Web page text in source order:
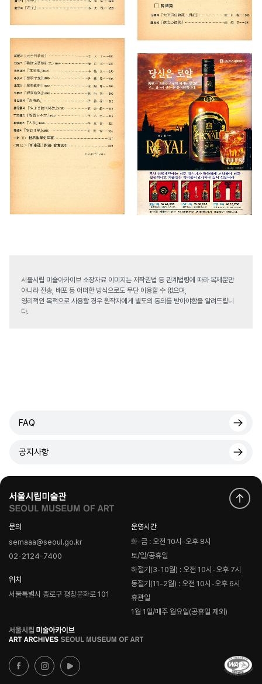
서울시립 미술아카이브 소장자료 이미지는 저작권법 등 관계법령에 따라 복제뿐만
아니라 전송, 배포 등 어떠한 방식으로도 무단 이용할 수 없으며,
영리적인 목적으로 사용할 경우 원작자에게 별도의 동의를 받아야함을 알려드립니
다.
FAQ
공지사항
문의
semaaa@seoul.go.kr
02-2124-7400
위치
서울특별시 종로구 평창문화로 101
운영시간
화-금 : 오전 10시-오후 8시
토/일/공휴일
하절기(3-10월) : 오전 10시-오후 7시
동절기(11-2월) : 오전 10시-오후 6시
휴관일
1월 1일/매주 월요일(공휴일 제외)
로
고